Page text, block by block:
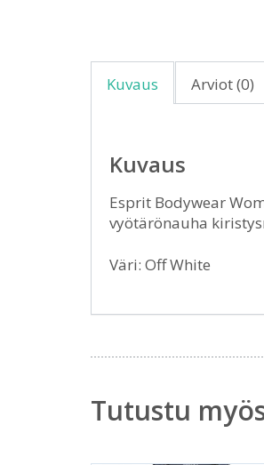
Kuvaus Arviot (0)
Kuvaus
Esprit Bodywear
vyötärönauha
Väri: Off White
Tutustu